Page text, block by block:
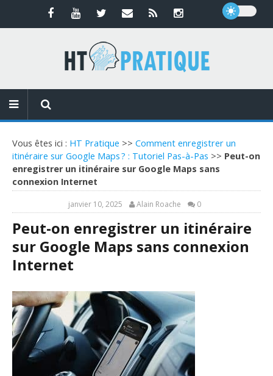
Vous êtes ici : HT Pratique >> Comment enregistrer un
itinéraire sur Google Maps ? : Tutoriel Pas-à-Pas >> Peut-on
enregistrer un itinéraire sur Google Maps sans
connexion Internet
janvier 10, 2025 Alain Roache 0
Peut-on enregistrer un itinéraire
sur Google Maps sans connexion
Internet